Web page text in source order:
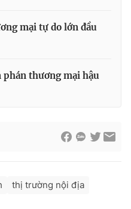
VTV.vn khi phát hành lại
mại tự do lớn đầu
phán thương mại hậu
thị trường nội địa